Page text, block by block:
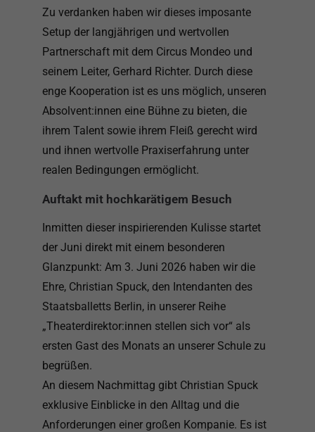
Zu verdanken haben wir dieses imposante
Setup der langjährigen und wertvollen
Partnerschaft mit dem Circus Mondeo und
seinem Leiter, Gerhard Richter. Durch diese
enge Kooperation ist es uns möglich, unseren
Absolvent:innen eine Bühne zu bieten, die
ihrem Talent sowie ihrem Fleiß gerecht wird
und ihnen wertvolle Praxiserfahrung unter
realen Bedingungen ermöglicht.
Auftakt mit hochkarätigem Besuch
Inmitten dieser inspirierenden Kulisse startet
der Juni direkt mit einem besonderen
Glanzpunkt: Am 3. Juni 2026 haben wir die
Ehre, Christian Spuck, den Intendanten des
Staatsballetts Berlin, in unserer Reihe
„Theaterdirektor:innen stellen sich vor“ als
ersten Gast des Monats an unserer Schule zu
begrüßen.
An diesem Nachmittag gibt Christian Spuck
exklusive Einblicke in den Alltag und die
Anforderungen einer großen Kompanie. Es ist